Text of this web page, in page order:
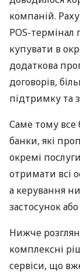
компаній.
POS-
купувати в
додаткова
договорів,
підтримку та
Саме тому все
банки, які
окремі
отримати всі
а керування
застосунок
Нижче
комплексні
сервіси, що